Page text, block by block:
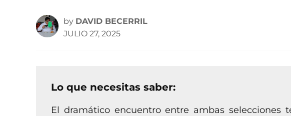
by DAVID BECERRIL
JULIO 27, 2025
Lo que necesitas saber:
El dramático encuentro entre ambas selecciones